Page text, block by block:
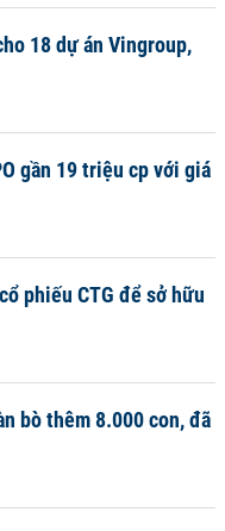
18 dự án Vingroup,
gần 19 triệu cp với giá
phiếu CTG để sở hữu
bò thêm 8.000 con, đã